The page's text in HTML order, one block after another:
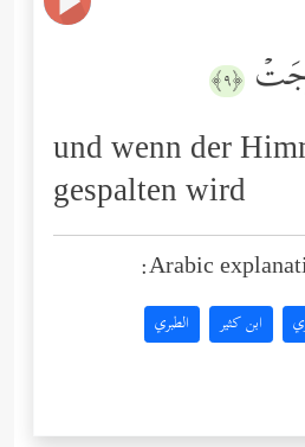
﴿٩﴾
und wenn der
gespalten wird
Arabic
ابن كثير الطبري